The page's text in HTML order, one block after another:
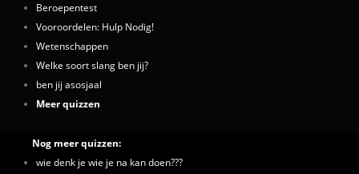
Beroepentest
Vooroordelen: Hulp Nodig!
Wetenschappen
Welke soort slang ben jij?
ben jij asosjaal
Meer quizzen
Nog meer quizzen:
wie denk je wie je na kan doen???